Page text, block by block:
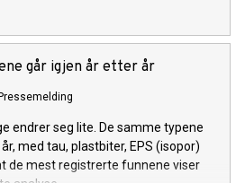
går igjen år etter år
endrer seg lite. De samme typene
med tau, plastbiter, EPS (isopor)
de mest registrerte funnene viser